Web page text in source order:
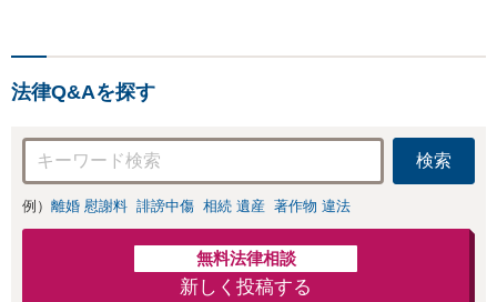
法律Q&Aを探す
検索
例） 離婚 慰謝料 誹謗中傷 相続 遺産 著作物 違法
無料法律相談
新しく投稿する